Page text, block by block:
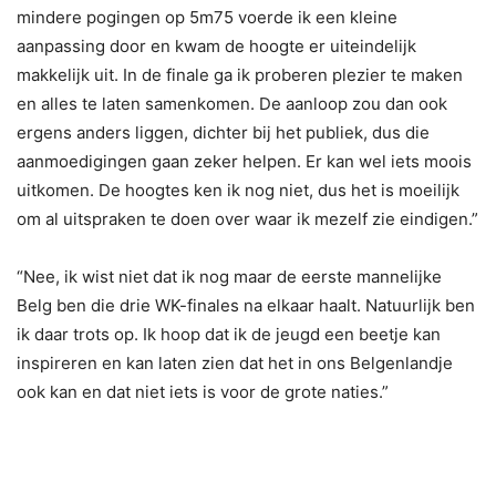
mindere pogingen op 5m75 voerde ik een kleine
aanpassing door en kwam de hoogte er uiteindelijk
makkelijk uit. In de finale ga ik proberen plezier te maken
en alles te laten samenkomen. De aanloop zou dan ook
ergens anders liggen, dichter bij het publiek, dus die
aanmoedigingen gaan zeker helpen. Er kan wel iets moois
uitkomen. De hoogtes ken ik nog niet, dus het is moeilijk
om al uitspraken te doen over waar ik mezelf zie eindigen.”
“Nee, ik wist niet dat ik nog maar de eerste mannelijke
Belg ben die drie WK-finales na elkaar haalt. Natuurlijk ben
ik daar trots op. Ik hoop dat ik de jeugd een beetje kan
inspireren en kan laten zien dat het in ons Belgenlandje
ook kan en dat niet iets is voor de grote naties.”